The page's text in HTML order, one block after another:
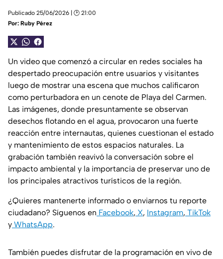
Publicado 25/06/2026 | 🕑 21:00
Por: Ruby Pérez
Un video que comenzó a circular en redes sociales ha
despertado preocupación entre usuarios y visitantes
luego de mostrar una escena que muchos calificaron
como perturbadora en un cenote de Playa del Carmen.
Las imágenes, donde presuntamente se observan
desechos flotando en el agua, provocaron una fuerte
reacción entre internautas, quienes cuestionan el estado
y mantenimiento de estos espacios naturales. La
grabación también reavivó la conversación sobre el
impacto ambiental y la importancia de preservar uno de
los principales atractivos turísticos de la región.
¿Quieres mantenerte informado o enviarnos tu reporte
ciudadano? Síguenos en Facebook, X, Instagram, TikTok
y WhatsApp.
También puedes disfrutar de la programación en vivo de